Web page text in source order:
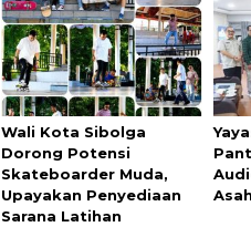
Wali Kota Sibolga
Dorong Potensi
Skateboarder Muda,
Upayakan Penyediaan
Sarana Latihan